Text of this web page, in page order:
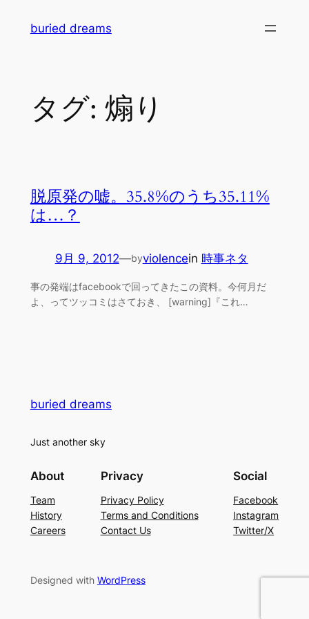
buried dreams
タグ: 煽り
脱原発の嘘。35.8%のうち35.11%
は…？
9月 9, 2012—byviolencein 時事ネタ
事の発端はfacebookで回ってきたこの資料。今何月だ
よ、ってツッコミはさておき、 [warning]『これ…
buried dreams
Just another sky
About
Team
History
Careers
Privacy
Privacy Policy
Terms and Conditions
Contact Us
Social
Facebook
Instagram
Twitter/X
Designed with WordPress